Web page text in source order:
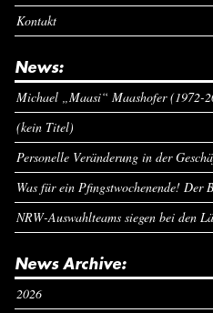
Kontakt
News:
Michael „Maasi“ Maashofer (1972-
(kein Titel)
Personelle Veränderung in der
News Archive:
2026